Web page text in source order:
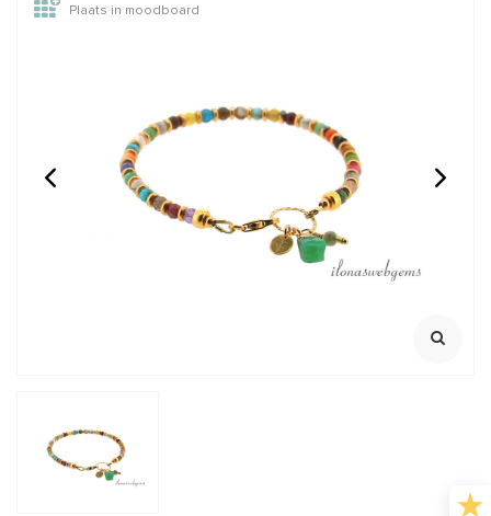
Klik voor Youtube filmpje
Klik voor staffelkorting
€0,55 Incl. btw
€0,45 Excl. btw
Streng ca. 39cm
Incl. btw
€5,74 Excl. btw
Plaats in moodboard